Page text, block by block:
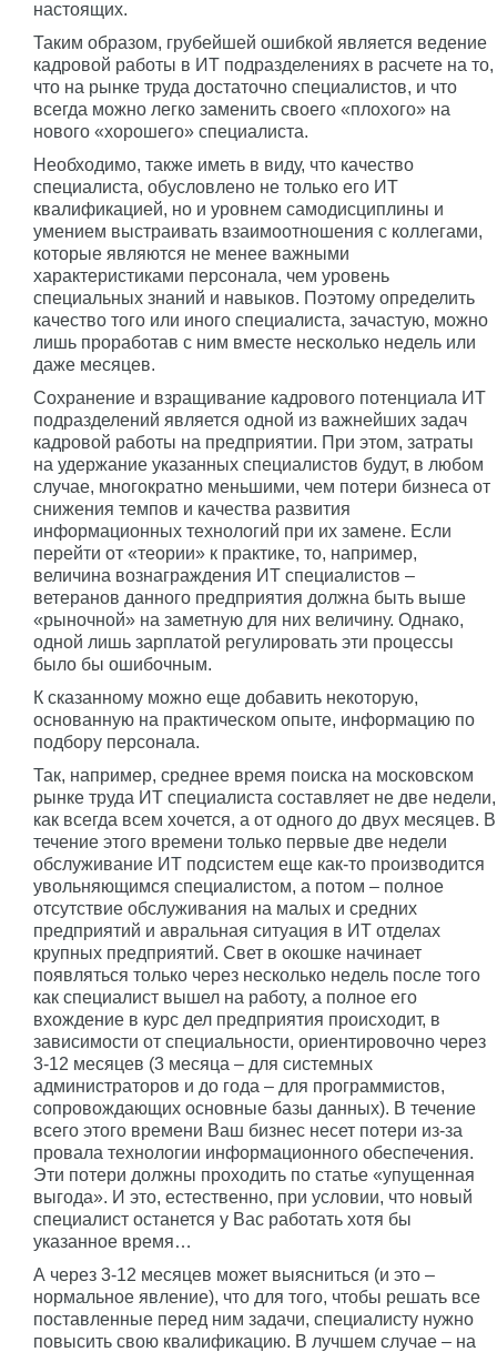
настоящих.
Таким образом, грубейшей ошибкой является ведение
кадровой работы в ИТ подразделениях в расчете на то,
что на рынке труда достаточно специалистов, и что
всегда можно легко заменить своего «плохого» на
нового «хорошего» специалиста.
Необходимо, также иметь в виду, что качество
специалиста, обусловлено не только его ИТ
квалификацией, но и уровнем самодисциплины и
умением выстраивать взаимоотношения с коллегами,
которые являются не менее важными
характеристиками персонала, чем уровень
специальных знаний и навыков. Поэтому определить
качество того или иного специалиста, зачастую, можно
лишь проработав с ним вместе несколько недель или
даже месяцев.
Сохранение и взращивание кадрового потенциала ИТ
подразделений является одной из важнейших задач
кадровой работы на предприятии. При этом, затраты
на удержание указанных специалистов будут, в любом
случае, многократно меньшими, чем потери бизнеса от
снижения темпов и качества развития
информационных технологий при их замене. Если
перейти от «теории» к практике, то, например,
величина вознаграждения ИТ специалистов –
ветеранов данного предприятия должна быть выше
«рыночной» на заметную для них величину. Однако,
одной лишь зарплатой регулировать эти процессы
было бы ошибочным.
К сказанному можно еще добавить некоторую,
основанную на практическом опыте, информацию по
подбору персонала.
Так, например, среднее время поиска на московском
рынке труда ИТ специалиста составляет не две недели,
как всегда всем хочется, а от одного до двух месяцев. В
течение этого времени только первые две недели
обслуживание ИТ подсистем еще как-то производится
увольняющимся специалистом, а потом – полное
отсутствие обслуживания на малых и средних
предприятий и авральная ситуация в ИТ отделах
крупных предприятий. Свет в окошке начинает
появляться только через несколько недель после того
как специалист вышел на работу, а полное его
вхождение в курс дел предприятия происходит, в
зависимости от специальности, ориентировочно через
3-12 месяцев (3 месяца – для системных
администраторов и до года – для программистов,
сопровождающих основные базы данных). В течение
всего этого времени Ваш бизнес несет потери из-за
провала технологии информационного обеспечения.
Эти потери должны проходить по статье «упущенная
выгода». И это, естественно, при условии, что новый
специалист останется у Вас работать хотя бы
указанное время…
А через 3-12 месяцев может выясниться (и это –
нормальное явление), что для того, чтобы решать все
поставленные перед ним задачи, специалисту нужно
повысить свою квалификацию. В лучшем случае – на